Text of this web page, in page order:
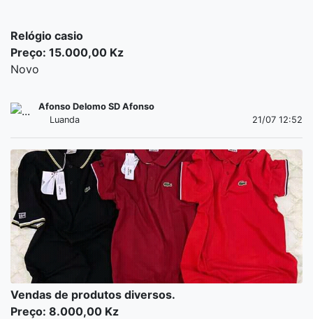
Relógio casio
Preço: 15.000,00 Kz
Novo
Afonso Delomo SD Afonso
Luanda
21/07 12:52
Vendas de produtos diversos.
Preço: 8.000,00 Kz